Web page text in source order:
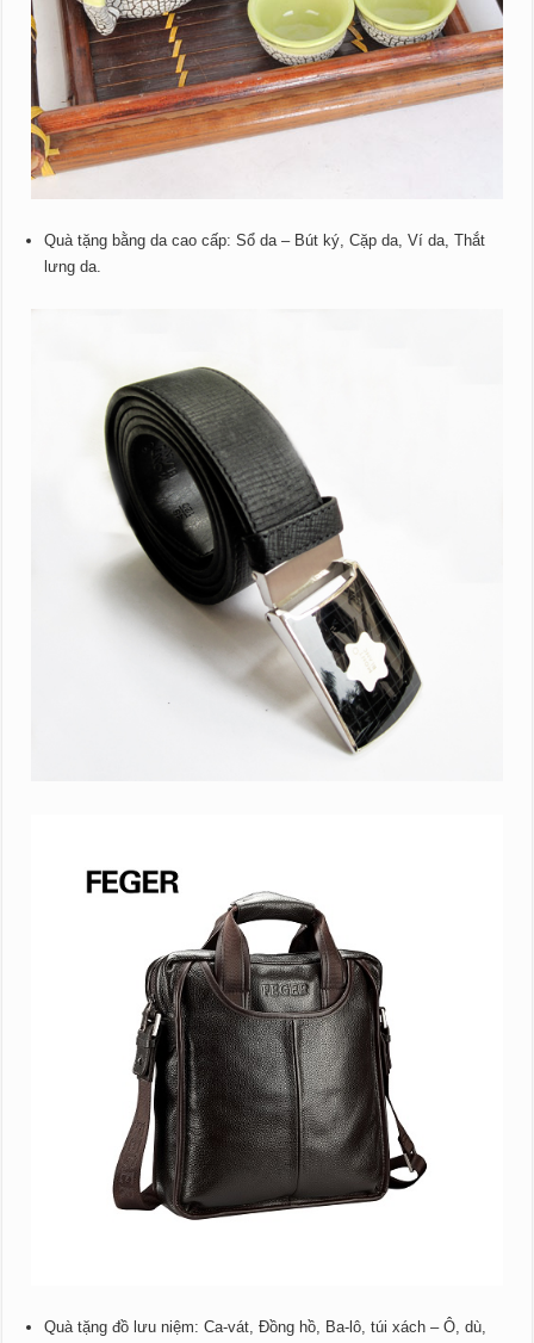
Quà tặng bằng da cao cấp: Sổ da – Bút ký, Cặp da, Ví da, Thắt
lưng da.
Quà tặng đồ lưu niệm: Ca-vát, Đồng hồ, Ba-lô, túi xách – Ô, dù,